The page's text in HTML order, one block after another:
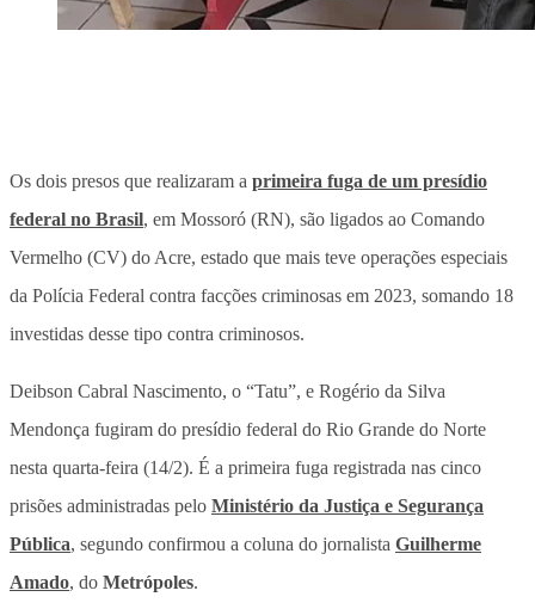
Os dois presos que realizaram a primeira fuga de um presídio
federal no Brasil, em Mossoró (RN), são ligados ao Comando
Vermelho (CV) do Acre, estado que mais teve operações especiais
da Polícia Federal contra facções criminosas em 2023, somando 18
investidas desse tipo contra criminosos.
Deibson Cabral Nascimento, o “Tatu”, e Rogério da Silva
Mendonça fugiram do presídio federal do Rio Grande do Norte
nesta quarta-feira (14/2). É a primeira fuga registrada nas cinco
prisões administradas pelo Ministério da Justiça e Segurança
Pública, segundo confirmou a coluna do jornalista Guilherme
Amado, do Metrópoles.